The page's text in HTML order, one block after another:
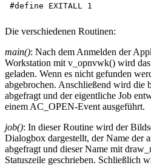
Die verschiedenen Routinen:
main(): Nach dem Anmelden der
Workstation mit v_opnvwk() wird
geladen. Wenn es nicht gefunden
abgebrochen. Anschließend wird die
abgefragt und der eigentliche Job
einem AC_OPEN-Event ausgeführt.
job(): In dieser Routine wird der
Dialogbox dargestellt, der Name der
abgefragt und dieser Name mit
Statuszeile geschrieben. Schließlich